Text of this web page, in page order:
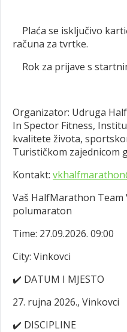
Plaća se isključivo
računa za tvrtke.
Rok za prijave s
Organizator: Udruga
In Spector Fitness,
kvalitete života,
Turističkom zajednicom
Kontakt:
Vaš HalfMarathon Team
polumaraton
Time: 27.09.2026. 09:00
City: Vinkovci
✔️ DATUM I MJESTO
27. rujna 2026., Vinkovci
✔️ DISCIPLINE